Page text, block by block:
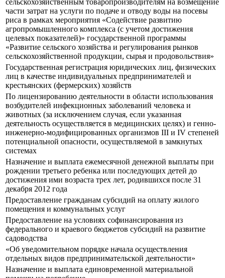
сельскохозяйственным товаропроизводителям на возмещение
части затрат на услуги по подаче и отводу воды на посевы
риса в рамках мероприятия «Содействие развитию
агропромышленного комплекса (с учетом достижения
целевых показателей)» государственной программы
«Развитие сельского хозяйства и регулирования рынков
сельскохозяйственной продукции, сырья и продовольствия»
Государственная регистрация юридических лиц, физических
лиц в качестве индивидуальных предпринимателей и
крестьянских (фермерских) хозяйств
По лицензированию деятельности в области использования
возбудителей инфекционных заболеваний человека и
животных (за исключением случая, если указанная
деятельность осуществляется в медицинских целях) и генно-
инженерно-модифицированных организмов III и IV степеней
потенциальной опасности, осуществляемой в замкнутых
системах
Назначение и выплата ежемесячной денежной выплаты при
рождении третьего ребенка или последующих детей до
достижения ими возраста трех лет, родившихся после 31
декабря 2012 года
Предоставление гражданам субсидий на оплату жилого
помещения и коммунальных услуг
Предоставление на условиях софинансирования из
федерального и краевого бюджетов субсидий на развитие
садоводства
«Об уведомительном порядке начала осуществления
отдельных видов предпринимательской деятельности»
Назначение и выплата единовременной материальной